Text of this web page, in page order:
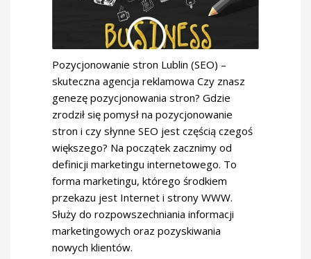
Pozycjonowanie stron Lublin (SEO) –
skuteczna agencja reklamowa Czy znasz
genezę pozycjonowania stron? Gdzie
zrodził się pomysł na pozycjonowanie
stron i czy słynne SEO jest częścią czegoś
większego? Na początek zacznimy od
definicji marketingu internetowego. To
forma marketingu, którego środkiem
przekazu jest Internet i strony WWW.
Służy do rozpowszechniania informacji
marketingowych oraz pozyskiwania
nowych klientów.